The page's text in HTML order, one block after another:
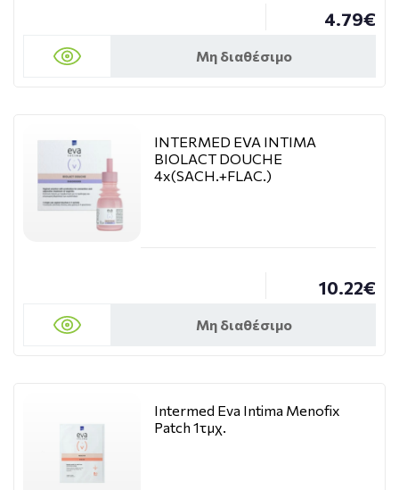
4.79€
Μη διαθέσιμο
INTERMED EVA INTIMA
BIOLACT DOUCHE
4x(SACH.+FLAC.)
10.22€
Μη διαθέσιμο
Intermed Eva Intima Menofix
Patch 1τμχ.